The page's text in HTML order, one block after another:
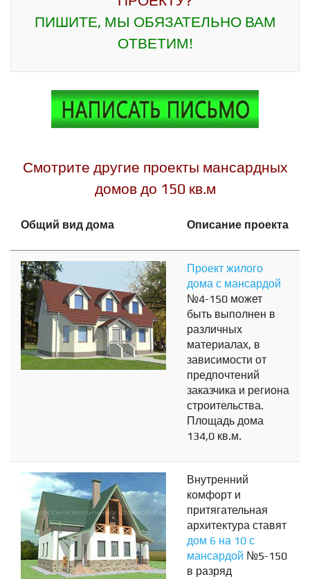
ПИШИТЕ, МЫ ОБЯЗАТЕЛЬНО ВАМ
ОТВЕТИМ!
Смотрите другие проекты мансардных
домов до 150 кв.м
Общий вид дома Описание проекта
Проект жилого
дома с мансардой
№4-150 может
быть выполнен в
различных
материалах, в
зависимости от
предпочтений
заказчика и региона
строительства.
Площадь дома
134,0 кв.м.
Внутренний
комфорт и
притягательная
архитектура ставят
дом 6 на 10 с
мансардой №5-150
в разряд